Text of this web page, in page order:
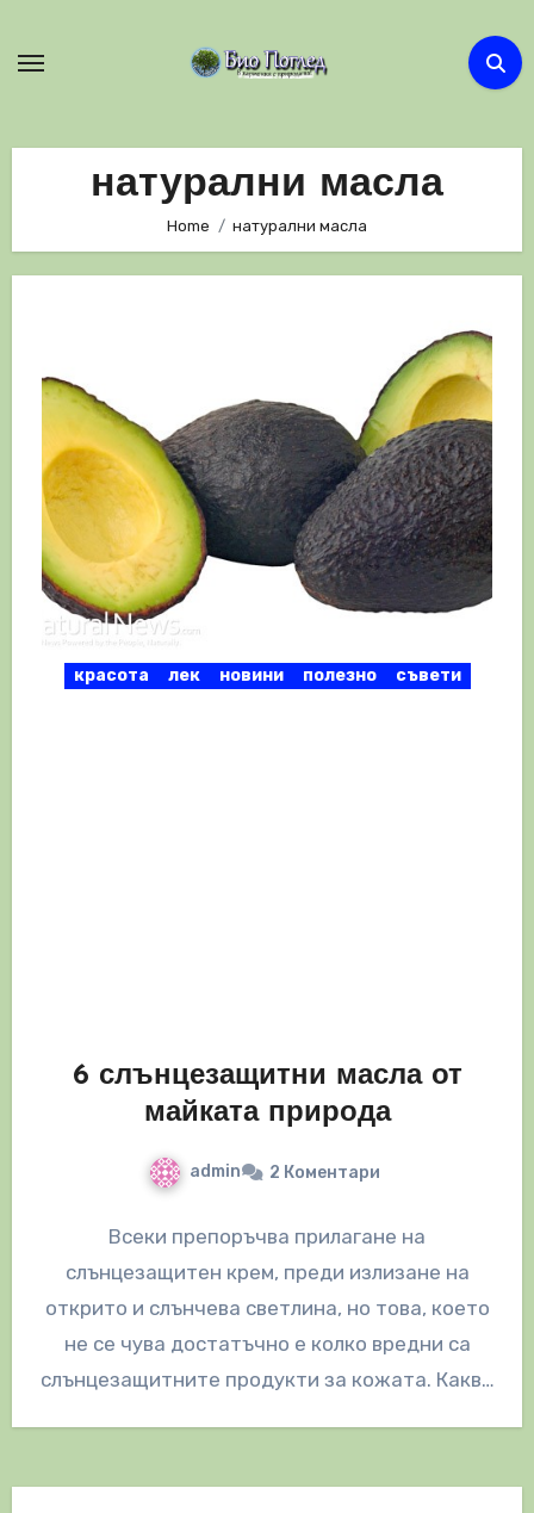
натурални масла
Home натурални масла
красота лек новини полезно съвети
6 слънцезащитни масла от
майката природа
admin 2 Коментари
Всеки препоръчва прилагане на
слънцезащитен крем, преди излизане на
открито и слънчева светлина, но това, което
не се чува достатъчно е колко вредни са
слънцезащитните продукти за кожата. Какво